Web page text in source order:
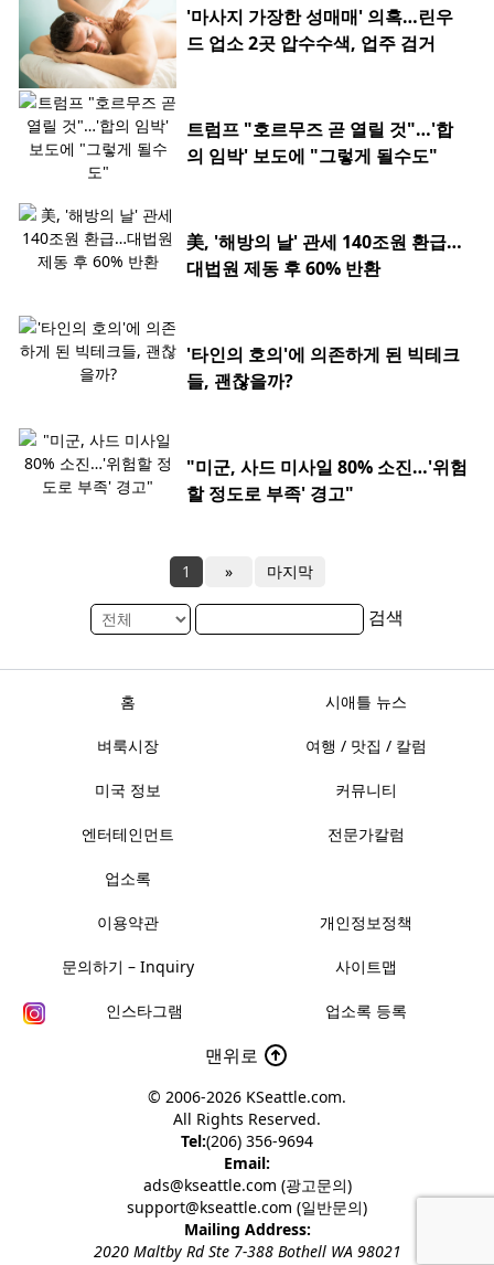
'마사지 가장한 성매매' 의혹…린우
드 업소 2곳 압수수색, 업주 검거
트럼프 "호르무즈 곧 열릴 것"…'합
의 임박' 보도에 "그렇게 될수도"
美, '해방의 날' 관세 140조원 환급…
대법원 제동 후 60% 반환
'타인의 호의'에 의존하게 된 빅테크
들, 괜찮을까?
"미군, 사드 미사일 80% 소진…'위험
할 정도로 부족' 경고"
1 » 마지막
검색
홈 시애틀 뉴스
벼룩시장 여행 / 맛집 / 칼럼
미국 정보 커뮤니티
엔터테인먼트 전문가칼럼
업소록
이용약관 개인정보정책
문의하기 – Inquiry 사이트맵
인스타그램 업소록 등록
맨위로
© 2006-2026 KSeattle.com.
All Rights Reserved.
Tel:(206) 356-9694
Email:
ads@kseattle.com (광고문의)
support@kseattle.com (일반문의)
Mailing Address:
2020 Maltby Rd Ste 7-388 Bothell WA 98021